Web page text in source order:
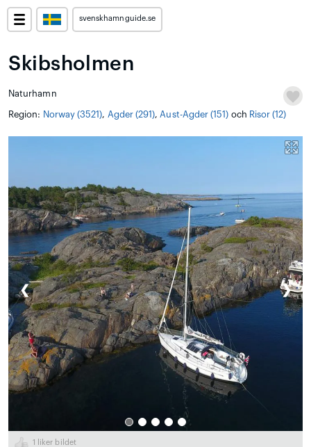
svenskhamnguide.se
Skibsholmen
Naturhamn
Region: Norway (3521), Agder (291), Aust-Agder (151) och Risor (12)
❮ ❯
1 liker bildet